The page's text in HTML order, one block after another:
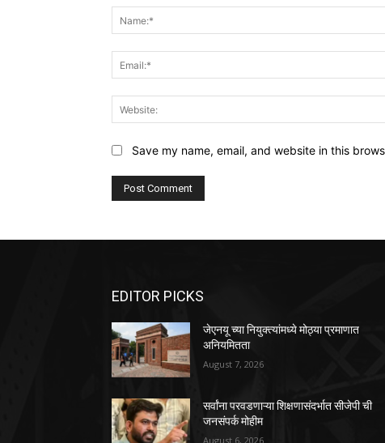
Save my name, email, and website in this
EDITOR PICKS
जेएनयू च्या नियुक्त्यांमध्ये मोठ्या प्रमाणात
अनियमितता
August 7, 2026
सर्वांना परवडणाऱ्या शिक्षणासंदर्भात सीजेपी ची
जनसंपर्क मोहीम
August 6, 2026